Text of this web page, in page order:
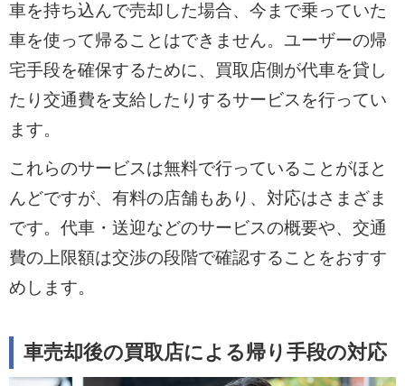
車を持ち込んで売却した場合、今まで乗っていた
車を使って帰ることはできません。ユーザーの帰
宅手段を確保するために、買取店側が代車を貸し
たり交通費を支給したりするサービスを行ってい
ます。
これらのサービスは無料で行っていることがほと
んどですが、有料の店舗もあり、対応はさまざま
です。代車・送迎などのサービスの概要や、交通
費の上限額は交渉の段階で確認することをおすす
めします。
車売却後の買取店による帰り手段の対応